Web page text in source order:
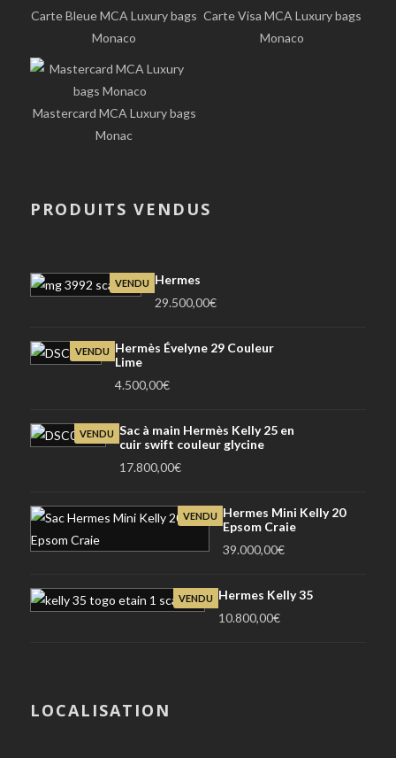
Carte Bleue MCA Luxury bags
Monaco
Carte Visa MCA Luxury bags
Monaco
Mastercard MCA Luxury bags
Monac
PRODUITS VENDUS
VENDU
Hermes
29.500,00€
VENDU
Hermès Évelyne 29 Couleur
Lime
4.500,00€
VENDU Sac à main Hermès Kelly 25 en
cuir swift couleur glycine
17.800,00€
VENDU
Hermes Mini Kelly 20
Epsom Craie
39.000,00€
VENDU
Hermes Kelly 35
10.800,00€
LOCALISATION